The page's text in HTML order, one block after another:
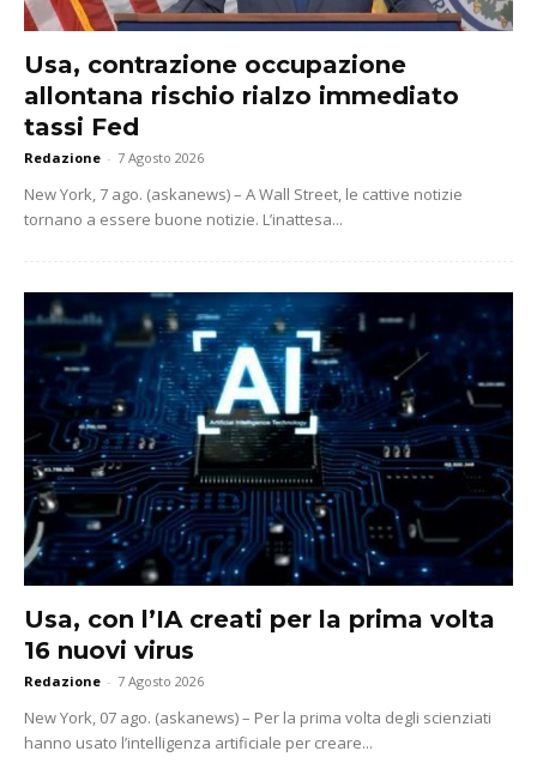
Usa, contrazione occupazione
allontana rischio rialzo immediato
tassi Fed
Redazione - 7 Agosto 2026
New York, 7 ago. (askanews) – A Wall Street, le cattive notizie
tornano a essere buone notizie. L’inattesa...
Usa, con l’IA creati per la prima volta
16 nuovi virus
Redazione - 7 Agosto 2026
New York, 07 ago. (askanews) – Per la prima volta degli scienziati
hanno usato l’intelligenza artificiale per creare...